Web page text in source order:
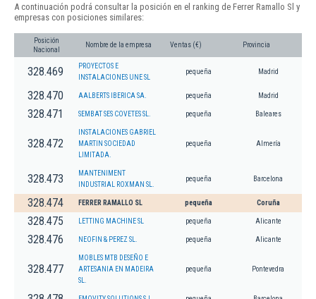
A continuación podrá consultar la posición en el ranking de Ferrer Ramallo Sl y
empresas con posiciones similares:
Posición
Nacional
Nombre de la empresa Ventas (€) Provincia
328.469
PROYECTOS E
INSTALACIONES UNE SL
pequeña Madrid
328.470 AALBERTS IBERICA SA. pequeña Madrid
328.471 SEMBAT SES COVETES SL. pequeña Baleares
328.472
INSTALACIONES GABRIEL
MARTIN SOCIEDAD
LIMITADA.
pequeña Almería
328.473
MANTENIMENT
INDUSTRIAL ROXMAN SL.
pequeña Barcelona
328.474 FERRER RAMALLO SL pequeña Coruña
328.475 LETTING MACHINE SL pequeña Alicante
328.476 NEOFIN & PEREZ SL. pequeña Alicante
328.477
MOBLES MTB DESEÑO E
ARTESANIA EN MADEIRA
SL.
pequeña Pontevedra